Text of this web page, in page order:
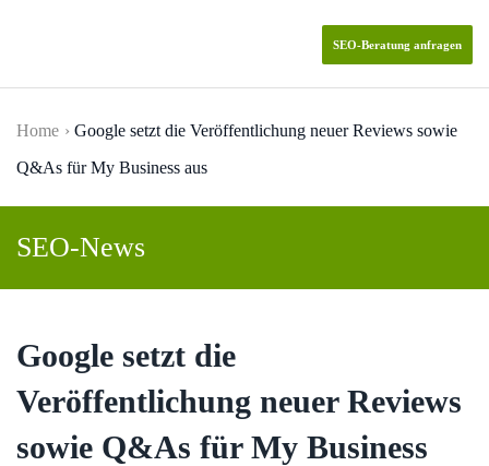
SEO-Beratung anfragen
Home
Google setzt die Veröffentlichung neuer Reviews sowie
Q&As für My Business aus
SEO-News
Google setzt die
Veröffentlichung neuer Reviews
sowie Q&As für My Business